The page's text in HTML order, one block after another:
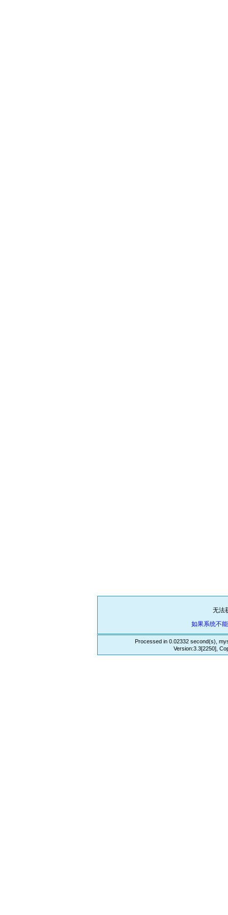
无法
如果系统不
Processed in 0.02332 second(s),
Version:3.3[2250],